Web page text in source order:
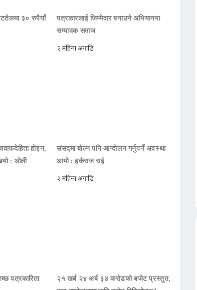
३० रुपैयाँ
पत्रकारलाई जिम्मेवार बनाउने अभियानमा
सम्पादक समाज
२ महिना अगाडि
होइन,
: ओली
संसद्मा बोल्न पनि आन्दोलन गर्नुपर्ने अवस्था
आयो : हर्कराज राई
२ महिना अगाडि
पत्रकारिता
२१ खर्ब २४ अर्ब ३४ करोडको बजेट प्रस्तुत,